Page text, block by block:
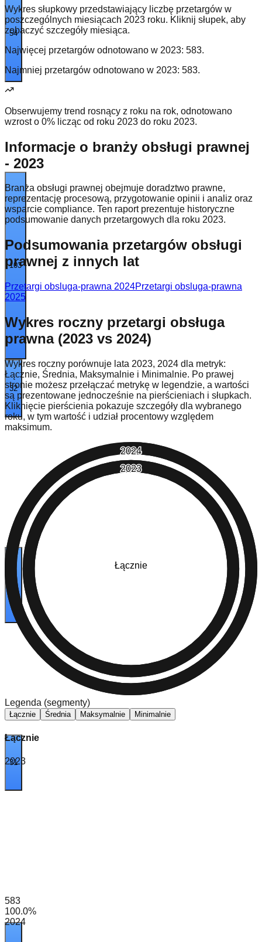
54
103
32
31
Wykres słupkowy przedstawiający liczbę przetargów w
poszczególnych miesiącach 2023 roku. Kliknij słupek, aby
zobaczyć szczegóły miesiąca.
Najwięcej przetargów odnotowano w 2023: 583.
Najmniej przetargów odnotowano w 2023: 583.
Obserwujemy trend rosnący z roku na rok, odnotowano
wzrost o 0% licząc od roku 2023 do roku 2023.
Informacje o branży obsługi prawnej
- 2023
Branża obsługi prawnej obejmuje doradztwo prawne,
reprezentację procesową, przygotowanie opinii i analiz oraz
wsparcie compliance. Ten raport prezentuje historyczne
podsumowanie danych przetargowych dla roku 2023.
Podsumowania przetargów obsługi
prawnej z innych lat
Przetargi obsluga-prawna 2024Przetargi obsluga-prawna
2025
Wykres roczny przetargi obsługa
prawna (2023 vs 2024)
Wykres roczny porównuje lata 2023, 2024 dla metryk:
Łącznie, Średnia, Maksymalnie i Minimalnie. Po prawej
stronie możesz przełączać metrykę w legendzie, a wartości
są prezentowane jednocześnie na pierścieniach i słupkach.
Kliknięcie pierścienia pokazuje szczegóły dla wybranego
roku, w tym wartość i udział procentowy względem
maksimum.
2024
2023
Łącznie
Legenda (segmenty)
Łącznie Średnia Maksymalnie Minimalnie
Łącznie
2023
583
100.0%
2024